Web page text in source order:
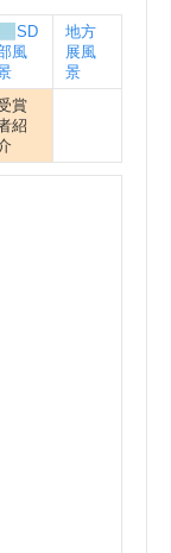
SD
風
地方
展風
景
賞
紹